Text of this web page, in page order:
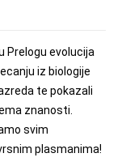
Prelogu evolucija
iz biologije
te pokazali
znanosti.
svim
plasmanima!